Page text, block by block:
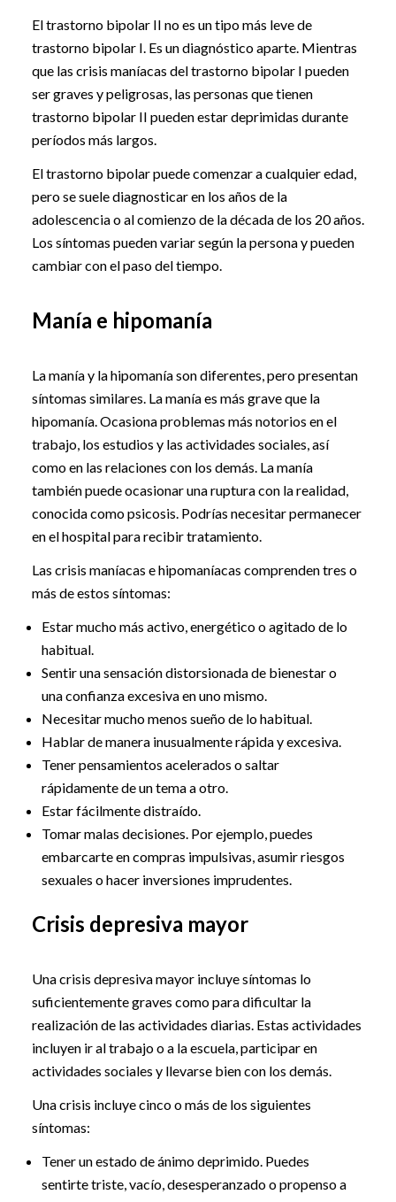
El trastorno bipolar II no es un tipo más leve de
trastorno bipolar I. Es un diagnóstico aparte. Mientras
que las crisis maníacas del trastorno bipolar I pueden
ser graves y peligrosas, las personas que tienen
trastorno bipolar II pueden estar deprimidas durante
períodos más largos.
El trastorno bipolar puede comenzar a cualquier edad,
pero se suele diagnosticar en los años de la
adolescencia o al comienzo de la década de los 20 años.
Los síntomas pueden variar según la persona y pueden
cambiar con el paso del tiempo.
Manía e hipomanía
La manía y la hipomanía son diferentes, pero presentan
síntomas similares. La manía es más grave que la
hipomanía. Ocasiona problemas más notorios en el
trabajo, los estudios y las actividades sociales, así
como en las relaciones con los demás. La manía
también puede ocasionar una ruptura con la realidad,
conocida como psicosis. Podrías necesitar permanecer
en el hospital para recibir tratamiento.
Las crisis maníacas e hipomaníacas comprenden tres o
más de estos síntomas:
Estar mucho más activo, energético o agitado de lo
habitual.
Sentir una sensación distorsionada de bienestar o
una confianza excesiva en uno mismo.
Necesitar mucho menos sueño de lo habitual.
Hablar de manera inusualmente rápida y excesiva.
Tener pensamientos acelerados o saltar
rápidamente de un tema a otro.
Estar fácilmente distraído.
Tomar malas decisiones. Por ejemplo, puedes
embarcarte en compras impulsivas, asumir riesgos
sexuales o hacer inversiones imprudentes.
Crisis depresiva mayor
Una crisis depresiva mayor incluye síntomas lo
suficientemente graves como para dificultar la
realización de las actividades diarias. Estas actividades
incluyen ir al trabajo o a la escuela, participar en
actividades sociales y llevarse bien con los demás.
Una crisis incluye cinco o más de los siguientes
síntomas:
Tener un estado de ánimo deprimido. Puedes
sentirte triste, vacío, desesperanzado o propenso a